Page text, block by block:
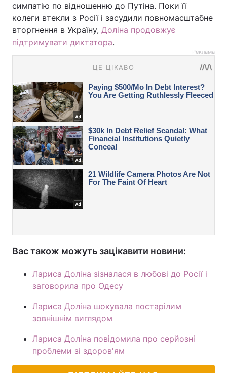
симпатію по відношенню до Путіна. Поки її
колеги втекли з Росії і засудили повномасштабне
вторгнення в Україну, Доліна продовжує
підтримувати диктатора.
Реклама
Вас також можуть зацікавити новини:
Лариса Доліна зізналася в любові до Росії і
заговорила про Одесу
Лариса Доліна шокувала постарілим
зовнішнім виглядом
Лариса Доліна повідомила про серйозні
проблеми зі здоров'ям